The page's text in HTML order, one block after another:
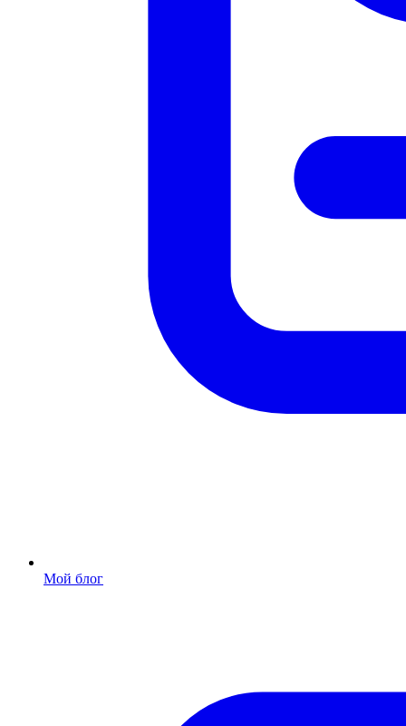
Мой блог